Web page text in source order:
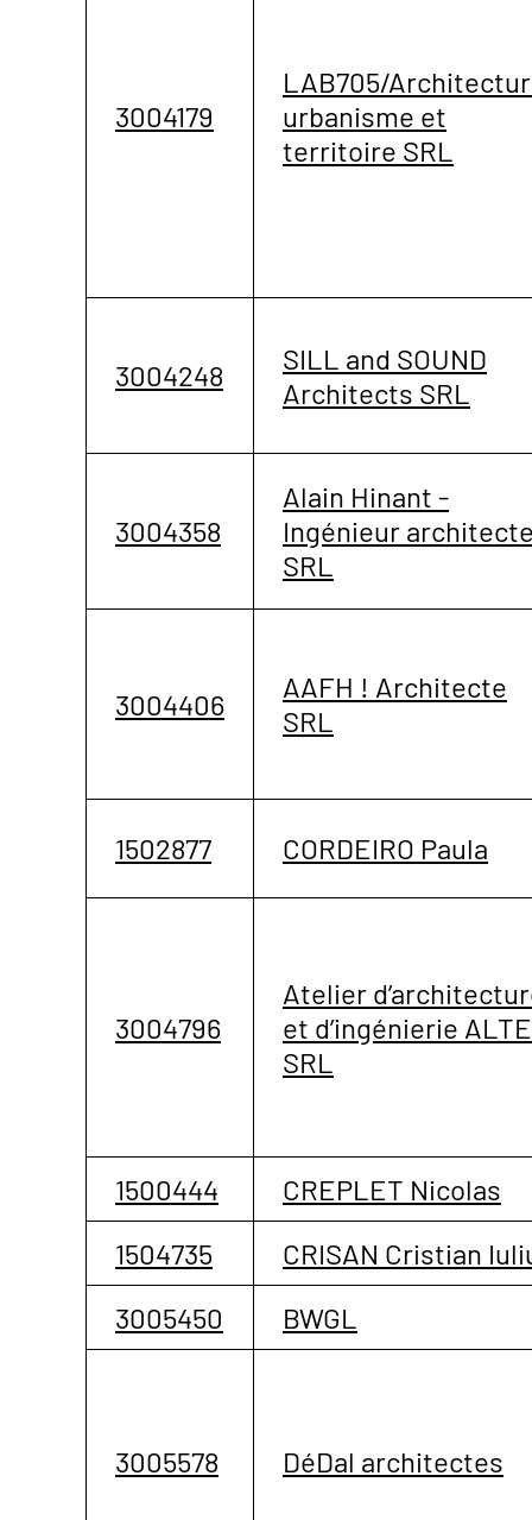
3004179
LAB705/
urbanisme et
territoire SRL
3004248
SILL and SOUND
Architects SRL
3004358
Alain Hinant -
Ingénieur
SRL
3004406
AAFH ! Architecte
SRL
1502877 CORDEIRO Paula
3004796
Atelier
et d’ingénierie
SRL
1500444
CREPLET Nicolas
1504735
CRISAN Cristian
3005450
BWGL
3005578 DéDal architectes